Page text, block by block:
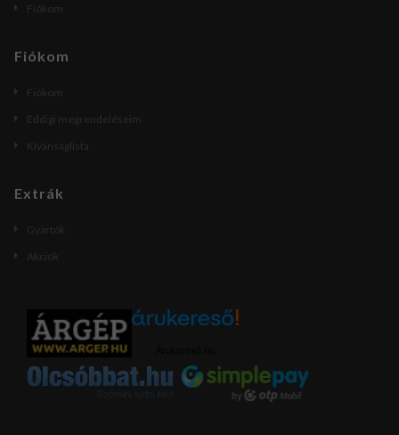
Fiókom
Fiókom
Fiókom
Eddigi megrendeléseim
Kívánságlista
Extrák
Gyártók
Akciók